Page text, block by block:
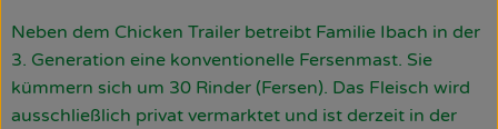
Neben dem Chicken Trailer betreibt Familie Ibach in der
3. Generation eine konventionelle Fersenmast. Sie
kümmern sich um 30 Rinder (Fersen). Das Fleisch wird
ausschließlich privat vermarktet und ist derzeit in der